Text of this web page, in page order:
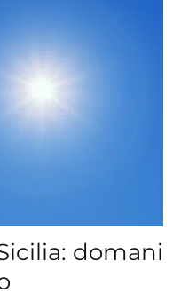
domani